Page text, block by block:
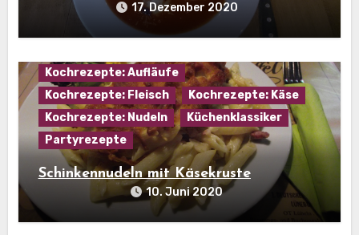
17. Dezember 2020
Kochrezepte: Aufläufe
Kochrezepte: Fleisch
Kochrezepte: Käse
Kochrezepte: Nudeln
Küchenklassiker
Partyrezepte
Schinkennudeln mit Käsekruste
10. Juni 2020
Hausmannskost
Kochrezepte: Eier